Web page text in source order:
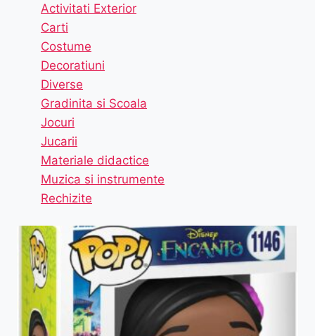
Activitati Exterior
Carti
Costume
Decoratiuni
Diverse
Gradinita si Scoala
Jocuri
Jucarii
Materiale didactice
Muzica si instrumente
Rechizite